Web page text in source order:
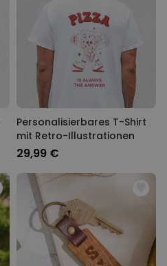
Personalisierbares T-Shirt
mit Retro-Illustrationen
29,99 €